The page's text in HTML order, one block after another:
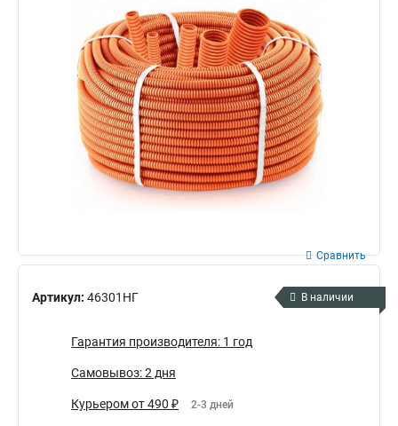
Артикул: 46301НГ
Сравнить
В наличии
Гарантия производителя: 1 год
Самовывоз: 2 дня
Курьером от 490 ₽ 2-3 дней